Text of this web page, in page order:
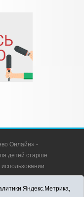
Онлайн» -
детей старше
Яндекс.Метрика,